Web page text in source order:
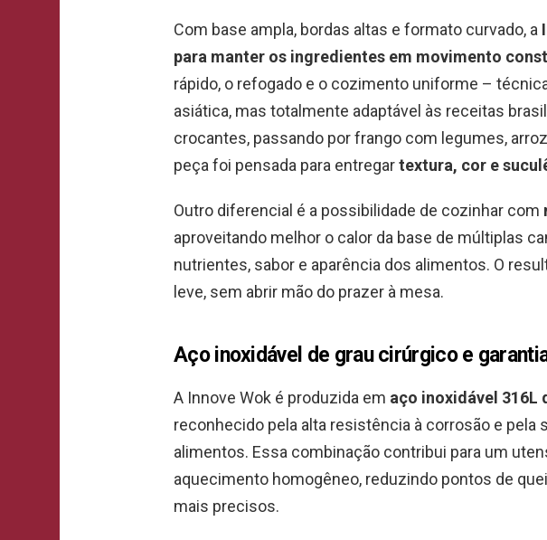
Com base ampla, bordas altas e formato curvado, a
para manter os ingredientes em movimento
rápido, o refogado e o cozimento uniforme –
asiática, mas totalmente adaptável às receitas
crocantes, passando por frango com legumes,
peça foi pensada para entregartextura, cor e
Outro diferencial é a possibilidade de cozinhar com
aproveitando melhor o calor da base de múltiplas
nutrientes, sabor e aparência dos alimentos. O
leve, sem abrir mão do prazer à mesa.
Aço inoxidável de grau cirúrgico e
A Innove Wok é produzida em aço inoxidável 316L
reconhecido pela alta resistência à corrosão e pela
alimentos. Essa combinação contribui para um
aquecimento homogêneo, reduzindo pontos de
mais precisos.